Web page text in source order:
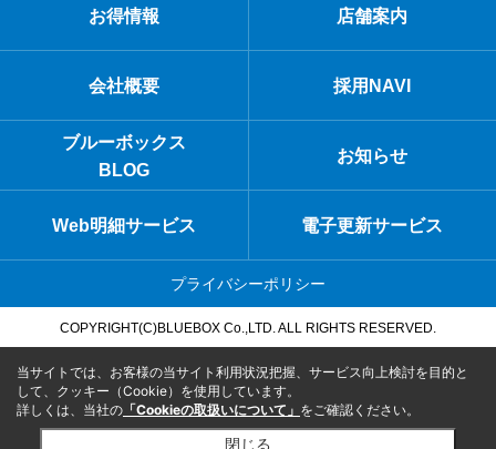
お得情報 店舗案内
会社概要 採用NAVI
ブルーボックス
BLOG
お知らせ
Web明細サービス 電子更新サービス
プライバシーポリシー
COPYRIGHT(C)BLUEBOX Co.,LTD. ALL RIGHTS RESERVED.
当サイトでは、お客様の当サイト利用状況把握、サービス向上検討を目的と
して、クッキー（Cookie）を使用しています。
詳しくは、当社の 「Cookieの取扱いについて」 をご確認ください。
閉じる